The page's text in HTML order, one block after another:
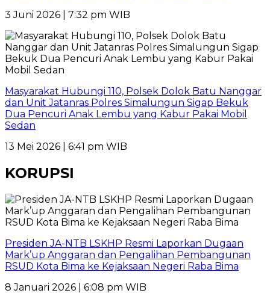
3 Juni 2026 | 7:32 pm WIB
Masyarakat Hubungi 110, Polsek Dolok Batu Nanggar
dan Unit Jatanras Polres Simalungun Sigap Bekuk
Dua Pencuri Anak Lembu yang Kabur Pakai Mobil
Sedan
13 Mei 2026 | 6:41 pm WIB
KORUPSI
Presiden JA-NTB LSKHP Resmi Laporkan Dugaan
Mark’up Anggaran dan Pengalihan Pembangunan
RSUD Kota Bima ke Kejaksaan Negeri Raba Bima
8 Januari 2026 | 6:08 pm WIB